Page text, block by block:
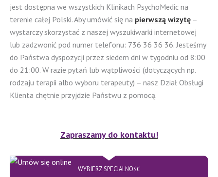
jest dostępna we wszystkich Klinikach PsychoMedic na
terenie całej Polski. Aby umówić się na pierwszą wizytę –
wystarczy skorzystać z naszej wyszukiwarki internetowej
lub zadzwonić pod numer telefonu: 736 36 36 36. Jesteśmy
do Państwa dyspozycji przez siedem dni w tygodniu od 8:00
do 21:00. W razie pytań lub wątpliwości (dotyczących np.
rodzaju terapii albo wyboru terapeuty) – nasz Dział Obsługi
Klienta chętnie przyjdzie Państwu z pomocą.
Zapraszamy do kontaktu!
WYBIERZ SPECJALNOŚĆ